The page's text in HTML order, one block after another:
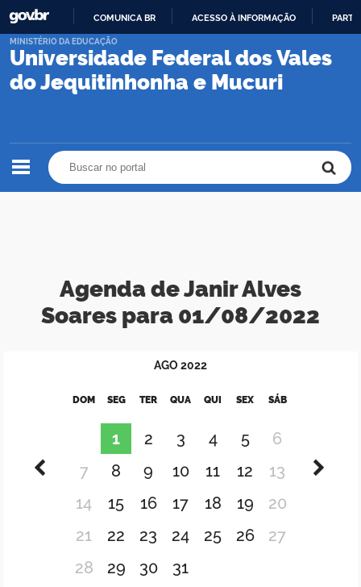
PARA
CONTEÚDO
COMUNICA BR ACESSO À INFORMAÇÃO
Universidade Federal dos Vales
do Jequitinhonha e Mucuri
MINISTÉRIO DA EDUCAÇÃO
Agenda de Janir Alves
Soares para 01/08/2022
AGO2022
DOM SEG TER QUA QUI SEX SÁB
1 2 3 4 5
6
7
8 9 10 11 12
13
14
15 16 17 18 19
20
21
22 23 24 25 26
27
28
29 30 31